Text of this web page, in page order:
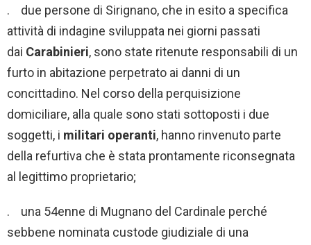
. due persone di Sirignano, che in esito a specifica
attività di indagine sviluppata nei giorni passati
dai Carabinieri, sono state ritenute responsabili di un
furto in abitazione perpetrato ai danni di un
concittadino. Nel corso della perquisizione
domiciliare, alla quale sono stati sottoposti i due
soggetti, i militari operanti, hanno rinvenuto parte
della refurtiva che è stata prontamente riconsegnata
al legittimo proprietario;
. una 54enne di Mugnano del Cardinale perché
sebbene nominata custode giudiziale di una